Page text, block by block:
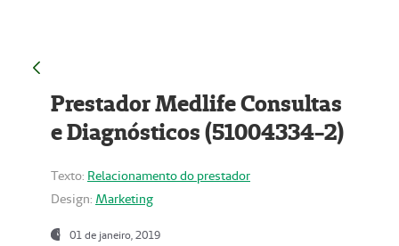
Prestador Medlife Consultas
e Diagnósticos (51004334-2)
Texto: Relacionamento do prestador
Design: Marketing
01 de janeiro, 2019